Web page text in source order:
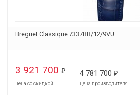
Breguet Classique 7337BB/12/9VU
3 921 700 ₽
цена со скидкой
4 781 700 ₽
цена производителя